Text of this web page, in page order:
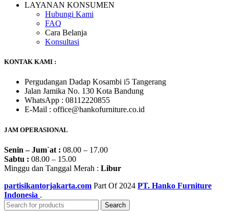
LAYANAN KONSUMEN
Hubungi Kami
FAQ
Cara Belanja
Konsultasi
KONTAK KAMI :
Pergudangan Dadap Kosambi i5 Tangerang
Jalan Jamika No. 130 Kota Bandung
WhatsApp : 08112220855
E-Mail : office@hankofurniture.co.id
JAM OPERASIONAL
Senin – Jum`at : 08.00 – 17.00
Sabtu : 08.00 – 15.00
Minggu dan Tanggal Merah : Libur
partisikantorjakarta.com Part Of 2024 PT. Hanko Furniture
Indonesia .
Search